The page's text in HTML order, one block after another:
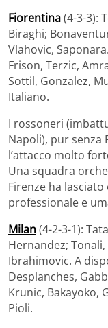
Fiorentina(4-3-3):
Biraghi;
Vlahovic,
Frison, Terzic,
Sottil, Gonzalez,
Italiano.
I rossoneri
Napoli), pur senza
l’attacco molto
Una squadra
Firenze ha
professionale e
Milan(4-2-3-1):
Hernandez; Tonali,
Ibrahimovic. A
Desplanches,
Krunic, Bakayoko,
Pioli.